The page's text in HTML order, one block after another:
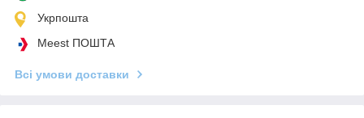
Укрпошта
Meest ПОШТА
Всі умови доставки